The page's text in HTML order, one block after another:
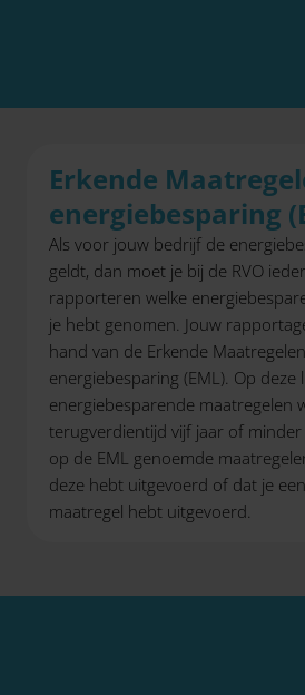
Erkende
energiebesparing
Als voor jouw bedrijf de
geldt, dan moet je bij de RVO
rapporteren welke
je hebt genomen. Jouw
hand van de Erkende
energiebesparing (EML). Op deze
energiebesparende maatregelen
terugverdientijd vijf jaar of
op de EML genoemde
deze hebt uitgevoerd of dat je
maatregel hebt uitgevoerd.